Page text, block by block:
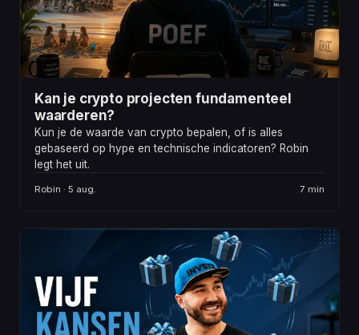
Kan je crypto projecten fundamenteel
waarderen?
Kun je de waarde van crypto bepalen, of is alles
gebaseerd op hype en technische indicatoren? Robin
legt het uit.
Robin · 5 aug. 7 min